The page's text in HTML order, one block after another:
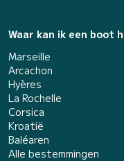
Waar kan ik een boot
Marseille
Arcachon
Hyères
La Rochelle
Corsica
Kroatië
Baléaren
Alle bestemmingen